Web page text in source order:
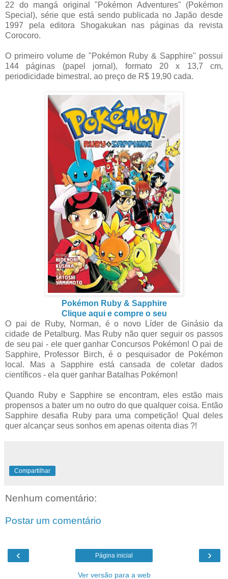
22 do mangá original "Pokémon Adventures" (Pokémon
Special), série que está sendo publicada no Japão desde
1997 pela editora Shogakukan nas páginas da revista
Corocoro.
O primeiro volume de "Pokémon Ruby & Sapphire" possui
144 páginas (papel jornal), formato 20 x 13,7 cm,
periodicidade bimestral, ao preço de R$ 19,90 cada.
Pokémon Ruby & Sapphire
Clique aqui e compre o seu
O pai de Ruby, Norman, é o novo Líder de Ginásio da
cidade de Petalburg. Mas Ruby não quer seguir os passos
de seu pai - ele quer ganhar Concursos Pokémon! O pai de
Sapphire, Professor Birch, é o pesquisador de Pokémon
local. Mas a Sapphire está cansada de coletar dados
científicos - ela quer ganhar Batalhas Pokémon!
Quando Ruby e Sapphire se encontram, eles estão mais
propensos a bater um no outro do que qualquer coisa. Então
Sapphire desafia Ruby para uma competição! Qual deles
quer alcançar seus sonhos em apenas oitenta dias ?!
Compartilhar
Nenhum comentário:
Postar um comentário
‹ ›
Página inicial
Ver versão para a web